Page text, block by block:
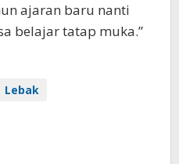
ajaran baru nanti
belajar tatap muka.”
Lebak